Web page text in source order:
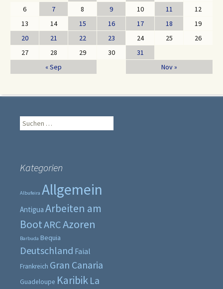
« Sep Nov »
6
7 8 9 10 11
12
13
14 15 16 17 18
19
20
21 22 23 24 25
26
27
28 29 30 31
Suche
nach:
Kategorien
Albufeira Allgemein
Antigua Arbeiten am
BootARCAzoren
Barbuda Bequia
Deutschland Faial
Frankreich Gran Canaria
Guadeloupe Karibik La